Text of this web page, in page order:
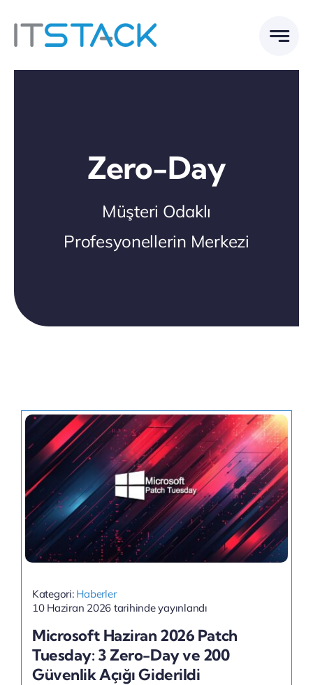
content
Zero-Day
Müşteri Odaklı
Profesyonellerin Merkezi
Kategori: Haberler
10 Haziran 2026 tarihinde yayınlandı
Microsoft Haziran 2026 Patch
Tuesday: 3 Zero-Day ve 200
Güvenlik Açığı Giderildi